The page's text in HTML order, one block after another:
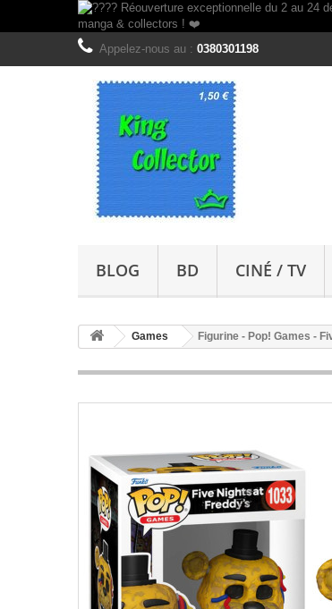
Appelez-nous au : 0380301198
BLOG BD CINÉ / TV
Games Figurine - Pop! Games -